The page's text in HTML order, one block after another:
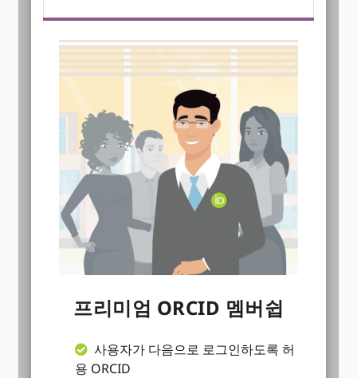
프리미엄 ORCID 멤버쉽
사용자가 다음으로 로그인하도록 허
용 ORCID